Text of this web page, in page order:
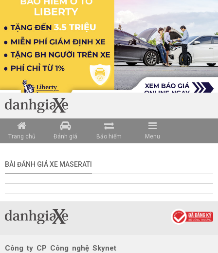
Trang chủ Đánh giá Bảo hiểm Menu
BÀI ĐÁNH GIÁ XE MASERATI
Công ty CP Công nghệ Skynet